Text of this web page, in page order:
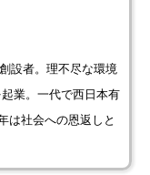
設者。理不尽な環境
業。一代で西日本有
は社会への恩返しと